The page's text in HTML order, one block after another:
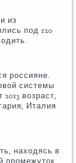
из
под 120
россияне.
системы
возраст,
Италия
находясь в